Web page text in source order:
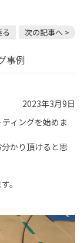
次の記事へ >
事例
2023年3月9日
ィングを始めま
かり頂けると思
。